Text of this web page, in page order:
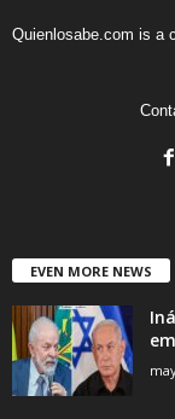
Quienlosabe.com is a
EVEN MORE NEWS